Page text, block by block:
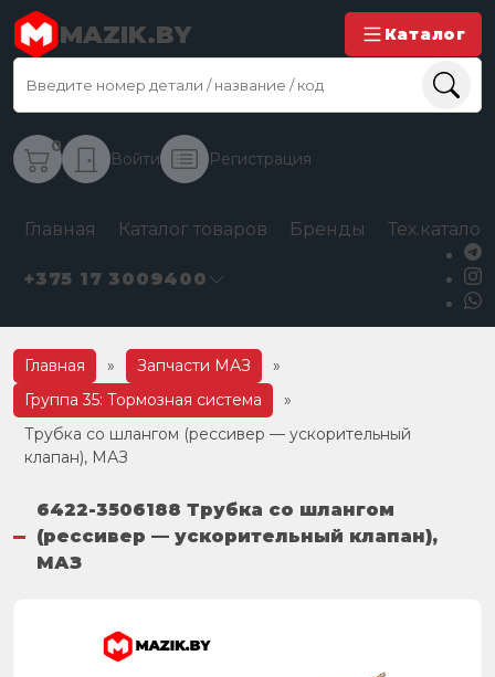
MAZIK.BY Каталог
0
Войти Регистрация
Главная Каталог товаров Бренды
+375 17 3009400
Главная » Запчасти МАЗ
»
Группа 35: Тормозная система
»
Трубка со шлангом (рессивер — ускорительный
клапан), МАЗ
6422-3506188 Трубка со шлангом
(рессивер — ускорительный клапан),
МАЗ